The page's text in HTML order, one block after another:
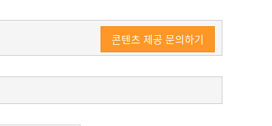
콘텐츠 제공 문의하기